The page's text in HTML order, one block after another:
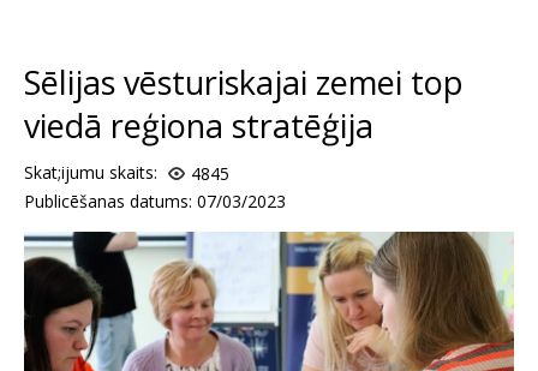
Sēlijas vēsturiskajai zemei top
viedā reģiona stratēģija
Skat;ijumu skaits:
4845
Publicēšanas datums: 07/03/2023